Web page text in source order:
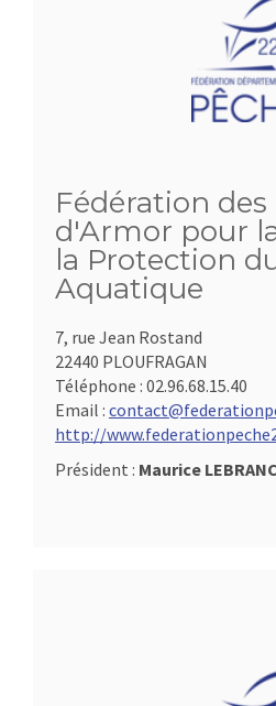
Fédération des
d'Armor pour
la Protection
Aquatique
7, rue Jean Rostand
22440 PLOUFRAGAN
Téléphone : 02.96.68.15.40
Email :
http://
Président : Maurice